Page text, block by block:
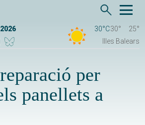
30°C30°
25°
Illes Balears
per
panellets a